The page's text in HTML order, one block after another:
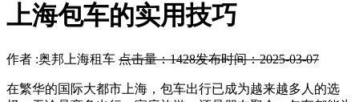
上海包车的实用技巧
作者 :奥邦上海租车 点击量：1428发布时间：2025-03-07
在繁华的国际大都市上海，包车出行已成为越来越多人的选